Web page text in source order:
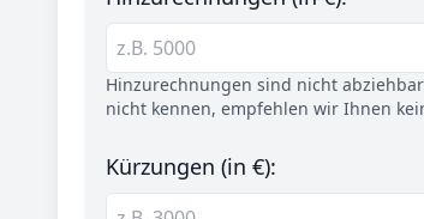
Hinzurechnungen sind nicht
nicht kennen, empfehlen wir Ihnen
Kürzungen (in €):